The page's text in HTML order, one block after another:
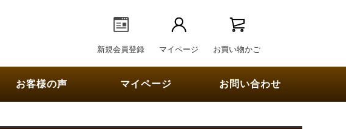
新規会員登録
マイページ お買い物かご
お客様の声 マイページ お問い合わせ